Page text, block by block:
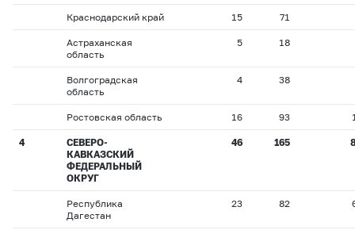
Краснодарский край 15 71
Астраханская
область
5 18
Волгоградская
область
4 38
Ростовская область 16 93
4
СЕВЕРО-
КАВКАЗСКИЙ
ФЕДЕРАЛЬНЫЙ
ОКРУГ
46 165
Республика
Дагестан
23 82